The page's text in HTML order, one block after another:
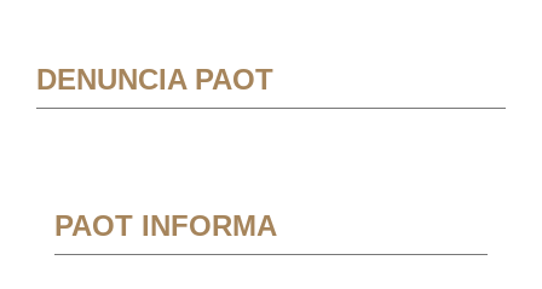
DENUNCIA PAOT
PAOT INFORMA